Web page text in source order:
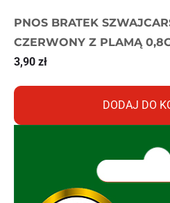
PNOS BRATEK
CZERWONY Z PLAMĄ
3,90 zł
DODAJ DO